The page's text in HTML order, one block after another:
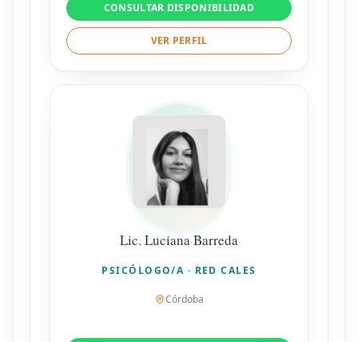
CONSULTAR DISPONIBILIDAD
VER PERFIL
Lic. Luciana Barreda
PSICÓLOGO/A · RED CALES
Córdoba